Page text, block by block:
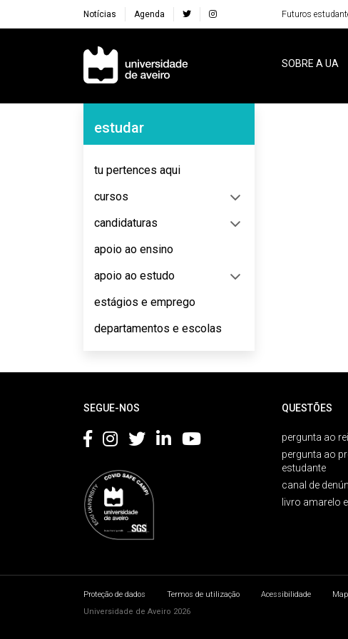
Notícias Agenda Futuros
Navegação Principal
SOBRE A UA
Navegação Lateral
estudar
tu pertences aqui
cursos
candidaturas
apoio ao ensino
apoio ao estudo
estágios e emprego
departamentos e escolas
SEGUE-NOS QUESTÕES
pergunta ao
pergunta ao
estudante
canal de
livro amarelo
Proteção de dados Termos de utilização Acessibilidade
Universidade de Aveiro 2026